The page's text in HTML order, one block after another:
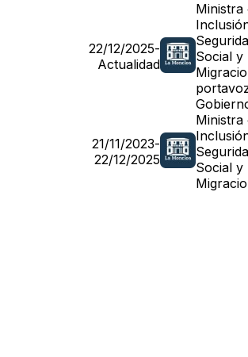
22/12/2025-
Actualidad
Ministra
Social y
21/11/2023-
22/12/2025
Ministra
Social y